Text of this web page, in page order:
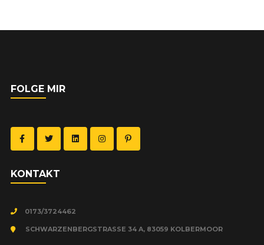
FOLGE MIR
KON­TAKT
0173/3724462
SCHWARZENBERGSTRASSE 34 A, 83059 KOLBERMOOR